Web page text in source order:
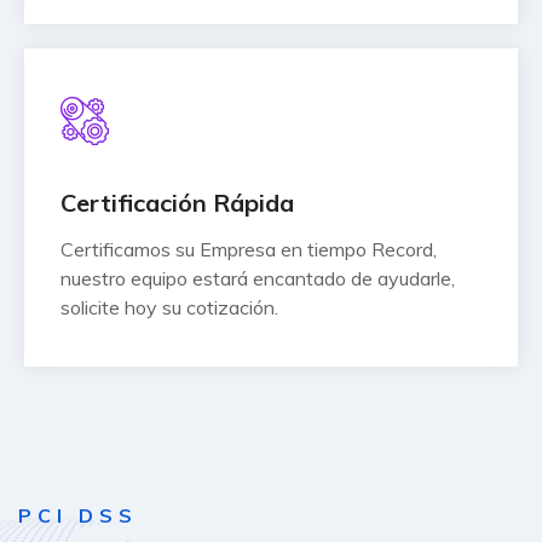
Certificación Rápida
Certificamos su Empresa en tiempo Record,
nuestro equipo estará encantado de ayudarle,
solicite hoy su cotización.
PCI DSS